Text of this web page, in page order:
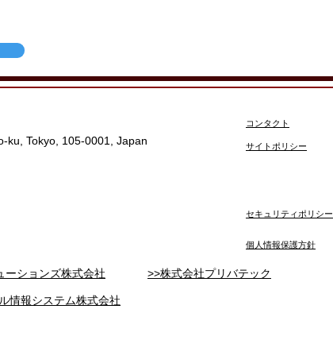
ku, Tokyo, 105-0001, Japan
コンタクト
サイトポリシー
セキュリティポリシー
​個人情報保護方針
ーションズ株式会社 >>株式会社プリバテック
情報システム株式会社